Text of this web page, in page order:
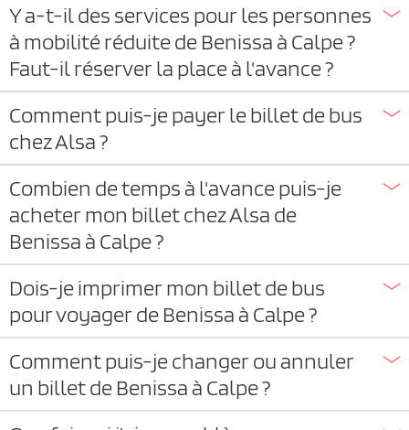
Y a-t-il des services pour les personnes
à mobilité réduite de Benissa à Calpe ?
Faut-il réserver la place à l'avance ?
Comment puis-je payer le billet de bus
chez Alsa ?
Combien de temps à l'avance puis-je
acheter mon billet chez Alsa de
Benissa à Calpe ?
Dois-je imprimer mon billet de bus
pour voyager de Benissa à Calpe ?
Comment puis-je changer ou annuler
un billet de Benissa à Calpe ?